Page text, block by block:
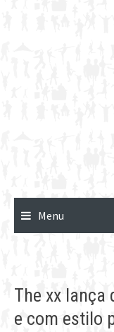
Menu
The xx lança
e com estilo